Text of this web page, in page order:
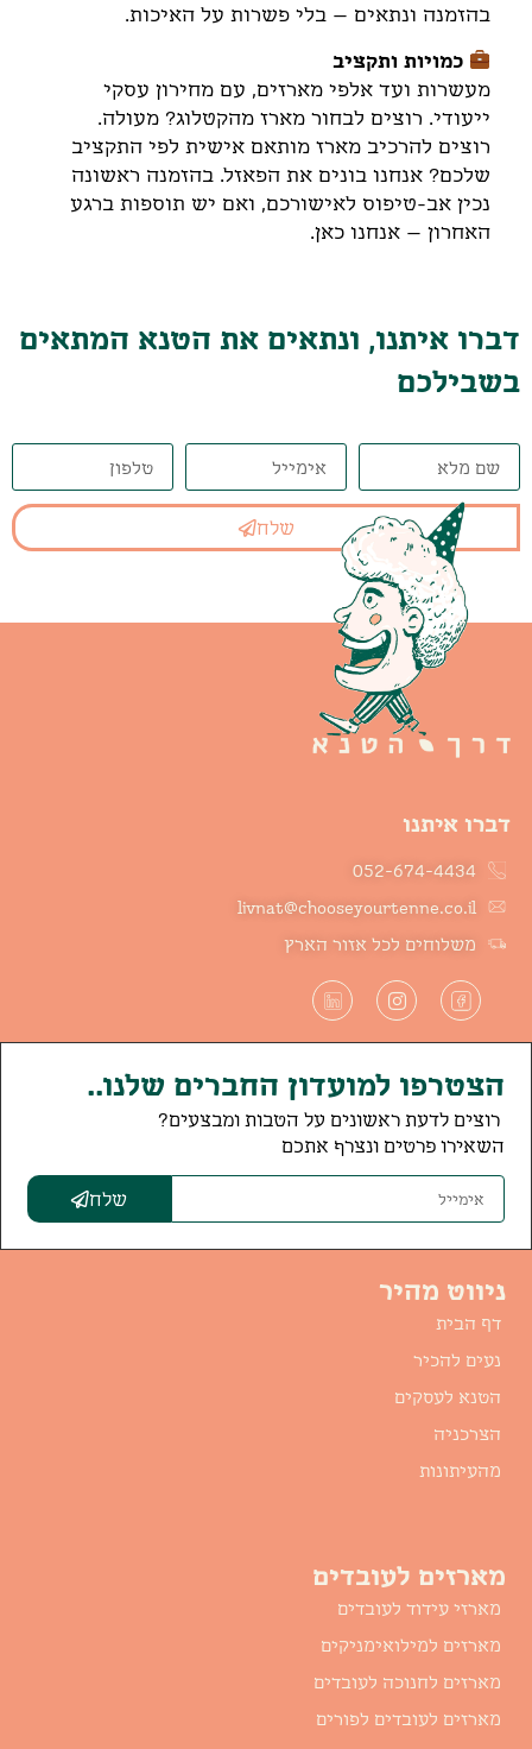
בהזמנה ונתאים – בלי פשרות על האיכות.
כמויות ותקציב
מעשרות ועד אלפי מארזים, עם מחירון עסקי
ייעודי. רוצים לבחור מארז מהקטלוג? מעולה.
רוצים להרכיב מארז מותאם אישית לפי התקציב
שלכם? אנחנו בונים את הפאזל. בהזמנה ראשונה
נכין אב-טיפוס לאישורכם, ואם יש תוספות ברגע
האחרון – אנחנו כאן.
דברו איתנו, ונתאים את הטנא המתאים
בשבילכם
שלח
דברו איתנו
052-674-4434
livnat@chooseyourtenne.co.il
משלוחים לכל אזור הארץ
הצטרפו למועדון החברים שלנו..
רוצים לדעת ראשונים על הטבות ומבצעים?
השאירו פרטים ונצרף אתכם
שלח
ניווט מהיר
דף הבית
נעים להכיר
הטנא לעסקים
הצרכניה
מהעיתונות
מארזים לעובדים
מארזי עידוד לעובדים
מארזים למילואימניקים
מארזים לחנוכה לעובדים
מארזים לעובדים לפורים